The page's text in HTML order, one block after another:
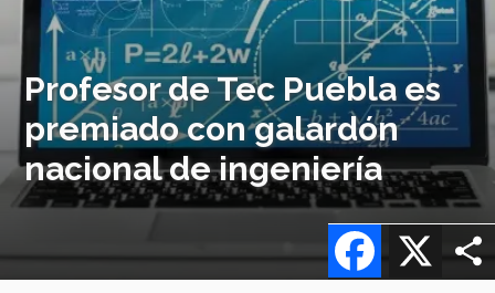
Profesor de Tec Puebla es
premiado con galardón
nacional de ingeniería
X
Facebook